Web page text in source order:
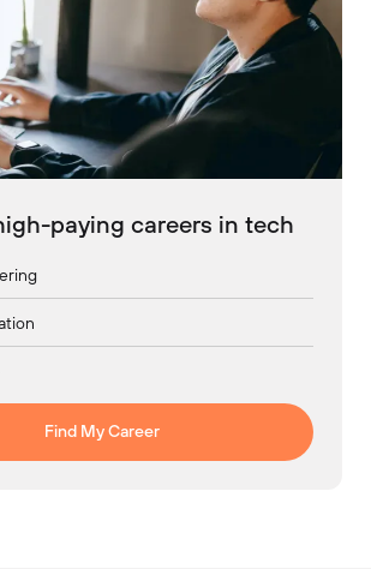
paying careers in tech
Find My Career